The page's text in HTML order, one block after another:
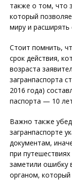
также о том, что
который
миру и
Стоит помнить,
срок действия,
возраста
загранпаспорта
2016 года)
паспорта — 10
Важно также
загранпаспорте
документам,
при
заметили ошибку
органом,